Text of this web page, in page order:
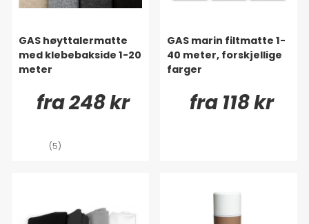
GAS høyttalermatte
med klebebakside 1-20
meter
fra 248 kr
(5)
GAS marin filtmatte 1-
40 meter, forskjellige
farger
fra 118 kr